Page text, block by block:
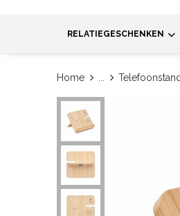
RELATIEGESCHENKEN
Home